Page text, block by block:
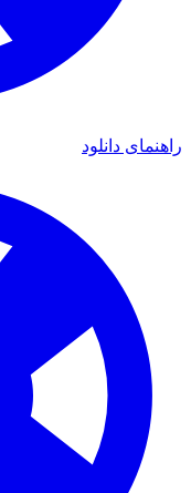
دانلود